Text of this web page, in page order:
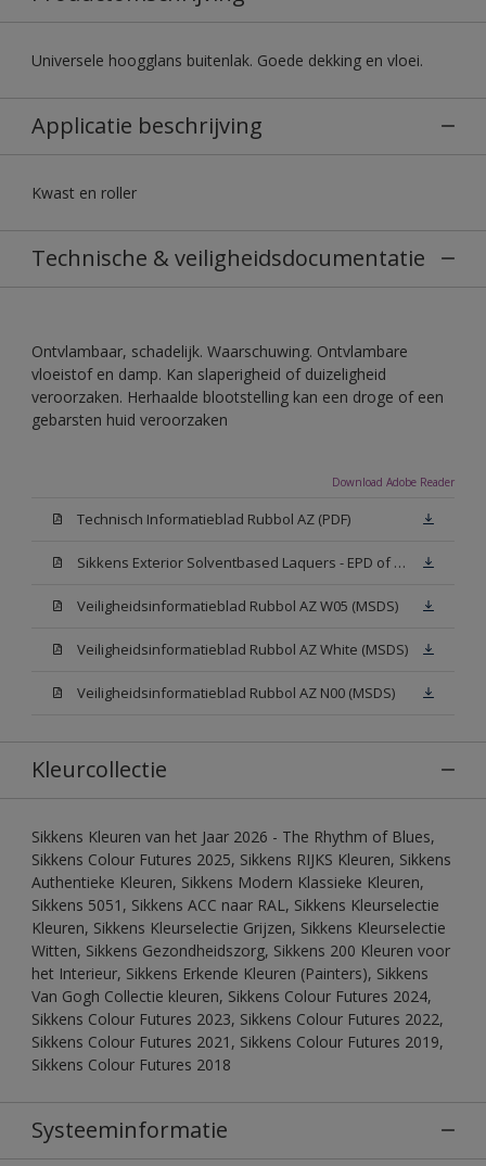
Universele hoogglans buitenlak. Goede dekking en vloei.
Applicatie beschrijving
Kwast en roller
Technische & veiligheidsdocumentatie
Ontvlambaar, schadelijk. Waarschuwing. Ontvlambare
vloeistof en damp. Kan slaperigheid of duizeligheid
veroorzaken. Herhaalde blootstelling kan een droge of een
gebarsten huid veroorzaken
Download Adobe Reader
Technisch Informatieblad Rubbol AZ (PDF)
Sikkens Exterior Solventbased Laquers - EPD of Milieuproductverklaring
Veiligheidsinformatieblad Rubbol AZ W05 (MSDS)
Veiligheidsinformatieblad Rubbol AZ White (MSDS)
Veiligheidsinformatieblad Rubbol AZ N00 (MSDS)
Kleurcollectie
Sikkens Kleuren van het Jaar 2026 - The Rhythm of Blues,
Sikkens Colour Futures 2025, Sikkens RIJKS Kleuren, Sikkens
Authentieke Kleuren, Sikkens Modern Klassieke Kleuren,
Sikkens 5051, Sikkens ACC naar RAL, Sikkens Kleurselectie
Kleuren, Sikkens Kleurselectie Grijzen, Sikkens Kleurselectie
Witten, Sikkens Gezondheidszorg, Sikkens 200 Kleuren voor
het Interieur, Sikkens Erkende Kleuren (Painters), Sikkens
Van Gogh Collectie kleuren, Sikkens Colour Futures 2024,
Sikkens Colour Futures 2023, Sikkens Colour Futures 2022,
Sikkens Colour Futures 2021, Sikkens Colour Futures 2019,
Sikkens Colour Futures 2018
Systeeminformatie